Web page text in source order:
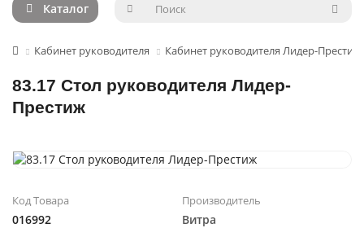
Каталог
Кабинет руководителя Кабинет руководителя Лидер-
83.17 Стол руководителя Лидер-
Престиж
Код Товара
016992
Производитель
Витра